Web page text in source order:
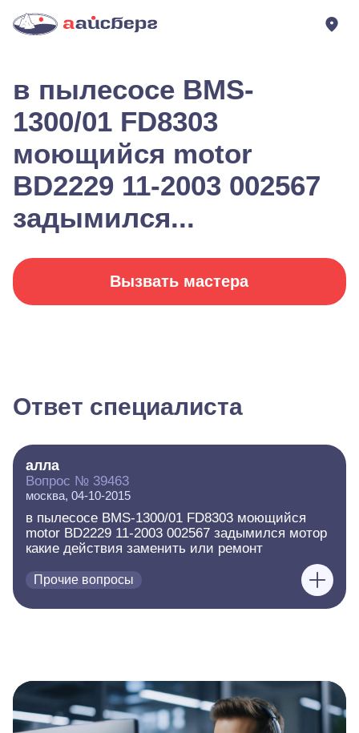
в пылесосе BMS-
1300/01 FD8303
моющийся motor
BD2229 11-2003 002567
задымился...
Вызвать мастера
Ответ специалиста
алла
Вопрос № 39463
москва, 04-10-2015
в пылесосе BMS-1300/01 FD8303 моющийся
motor BD2229 11-2003 002567 задымился мотор
какие действия заменить или ремонт
Прочие вопросы